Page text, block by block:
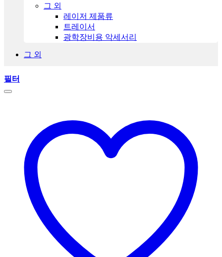
그 외
레이저 제품류
트레이서
광학장비용 악세서리
그 외
필터